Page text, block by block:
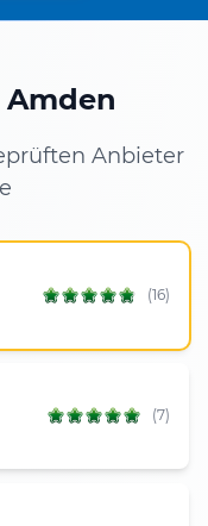
Anbieter
(16)
(7)